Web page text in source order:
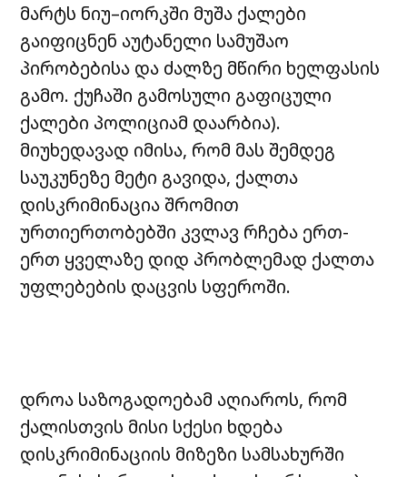
მარტს ნიუ–იორკში მუშა ქალები
გაიფიცნენ აუტანელი სამუშაო
პირობებისა და ძალზე მწირი ხელფასის
გამო. ქუჩაში გამოსული გაფიცული
ქალები პოლიციამ დაარბია).
მიუხედავად იმისა, რომ მას შემდეგ
საუკუნეზე მეტი გავიდა, ქალთა
დისკრიმინაცია შრომით
ურთიერთობებში კვლავ რჩება ერთ-
ერთ ყველაზე დიდ პრობლემად ქალთა
უფლებების დაცვის სფეროში.
დროა საზოგადოებამ აღიაროს, რომ
ქალისთვის მისი სქესი ხდება
დისკრიმინაციის მიზეზი სამსახურში